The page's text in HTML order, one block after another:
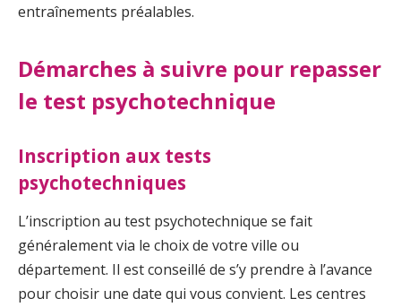
entraînements préalables.
Démarches à suivre pour repasser
le test psychotechnique
Inscription aux tests
psychotechniques
L’inscription au test psychotechnique se fait
généralement via le choix de votre ville ou
département. Il est conseillé de s’y prendre à l’avance
pour choisir une date qui vous convient. Les centres